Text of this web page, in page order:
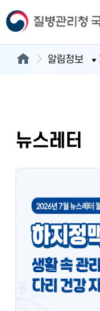
알림정보
뉴스레터